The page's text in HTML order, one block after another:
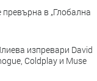
превърна в „Глобална
изпревари David
Coldplay и Muse